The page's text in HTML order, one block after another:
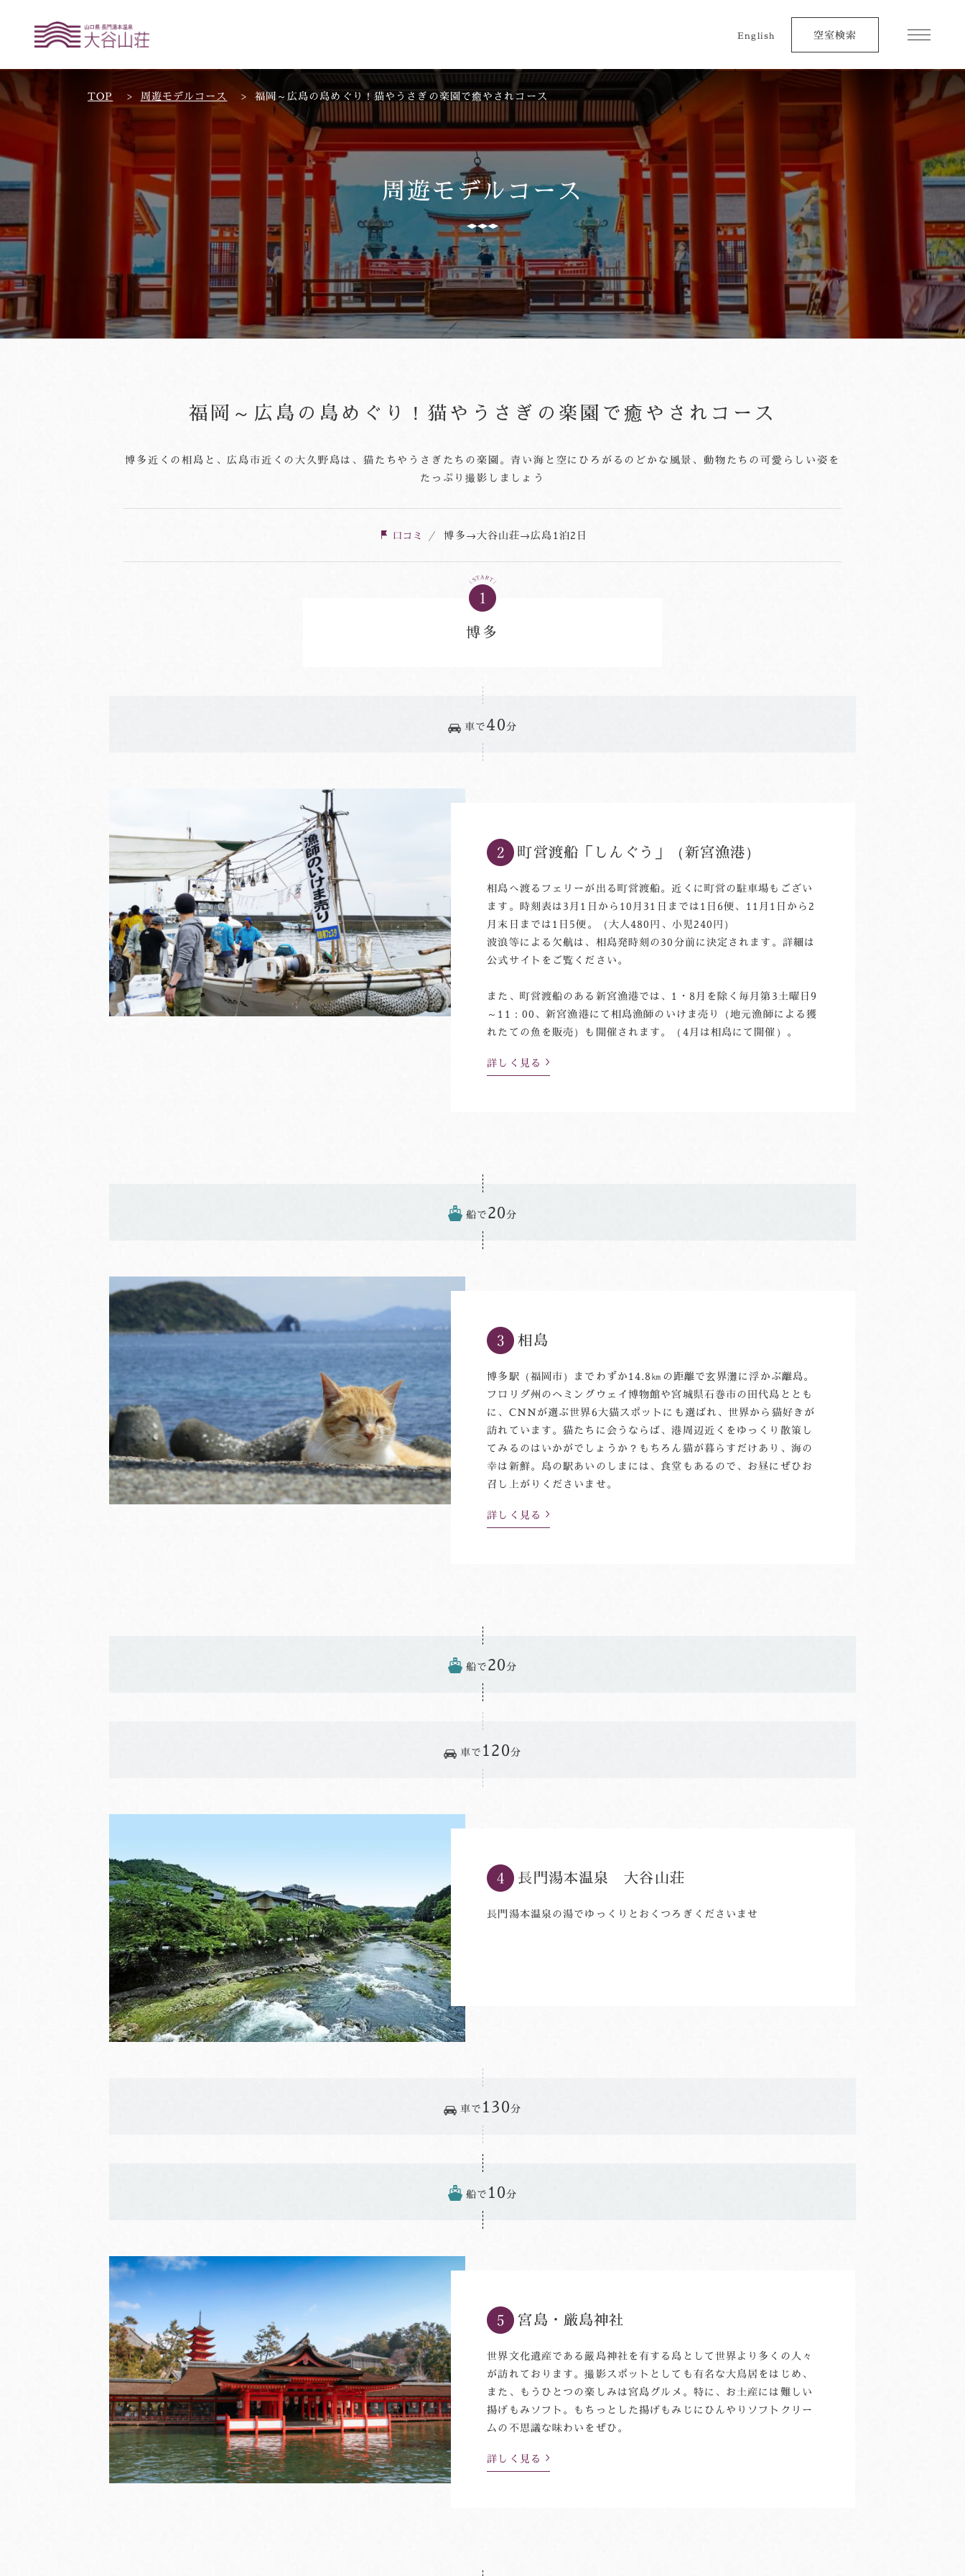
English 空室検索
TOP 周遊モデルコース 福岡～広島の島めぐり！猫やうさぎの楽園で癒やされコース
周遊モデルコース
福岡～広島の島めぐり！猫やうさぎの楽園で癒やされコース
博多近くの相島と、広島市近くの大久野島は、猫たちやうさぎたちの楽園。青い海と空にひろがるのどかな風景、動物たちの可愛らしい姿を
たっぷり撮影しましょう
口コミ 博多→大谷山荘→広島1泊2日
博多
車で40分
町営渡船「しんぐう」（新宮漁港）
相島へ渡るフェリーが出る町営渡船。近くに町営の駐車場もござい
ます。時刻表は3月1日から10月31日までは1日6便、11月1日から2
月末日までは1日5便。（大人480円、小児240円）
波浪等による欠航は、相島発時刻の30分前に決定されます。詳細は
公式サイトをご覧ください。
また、町営渡船のある新宮漁港では、1・8月を除く毎月第3土曜日9
～11：00、新宮漁港にて相島漁師のいけま売り（地元漁師による獲
れたての魚を販売）も開催されます。（4月は相島にて開催）。
詳しく見る
船で20分
相島
博多駅（福岡市）までわずか14.8㎞の距離で玄界灘に浮かぶ離島。
フロリダ州のヘミングウェイ博物館や宮城県石巻市の田代島ととも
に、CNNが選ぶ世界6大猫スポットにも選ばれ、世界から猫好きが
訪れています。猫たちに会うならば、港周辺近くをゆっくり散策し
てみるのはいかがでしょうか？もちろん猫が暮らすだけあり、海の
幸は新鮮。島の駅あいのしまには、食堂もあるので、お昼にぜひお
召し上がりくださいませ。
詳しく見る
船で20分
車で 120分
長門湯本温泉 大谷山荘
長門湯本温泉の湯でゆっくりとおくつろぎくださいませ
車で 130分
船で 10分
宮島・厳島神社
世界文化遺産である嚴島神社を有する島として世界より多くの人々
が訪れております。撮影スポットとしても有名な大鳥居をはじめ、
また、もうひとつの楽しみは宮島グルメ。特に、お土産には難しい
揚げもみソフト。もちっとした揚げもみじにひんやりソフトクリー
ムの不思議な味わいをぜひ。
詳しく見る